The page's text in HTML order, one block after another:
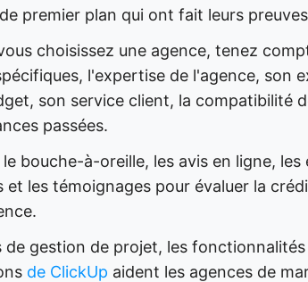
premier plan qui ont fait leurs
choisissez une agence, tenez
l'expertise de l'agence, son
son service client, la compatibilité
passées.
le bouche-à-oreille, les avis en ligne,
et les témoignages pour évaluer la
de gestion de projet, les
de ClickUp aident les agences de